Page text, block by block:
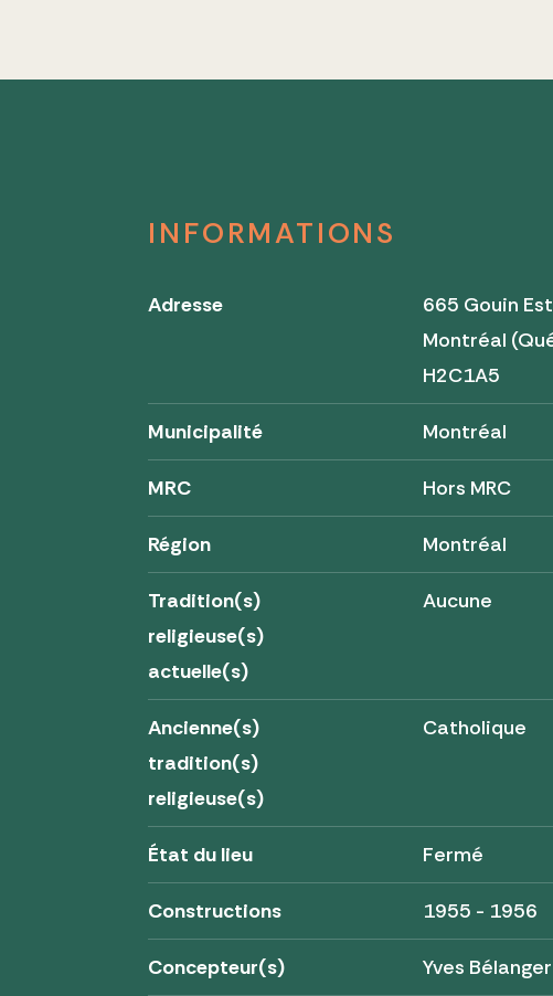
INFORMATIONS
Adresse
665 Gouin Est
Montréal
H2C1A5
Municipalité Montréal
MRC Hors MRC
Région Montréal
Tradition(s)
religieuse(s)
actuelle(s)
Aucune
Ancienne(s)
tradition(s)
religieuse(s)
Catholique
État du lieu Fermé
Constructions 1955 - 1956
Concepteur(s) Yves